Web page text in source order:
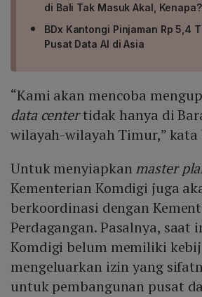
di Bali Tak Masuk Akal, Kenapa?
BDx Kantongi Pinjaman Rp 5,4
Pusat Data AI di Asia
“Kami akan mencoba
data centertidak hanya di
wilayah-wilayah Timur,” kata
Untuk menyiapkan master
Kementerian Komdigi juga
berkoordinasi dengan
Perdagangan. Pasalnya, saat
Komdigi belum memiliki
mengeluarkan izin yang
untuk pembangunan pusat